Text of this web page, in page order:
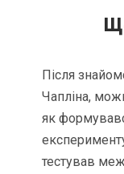
Після
Чапліна,
як
тестував